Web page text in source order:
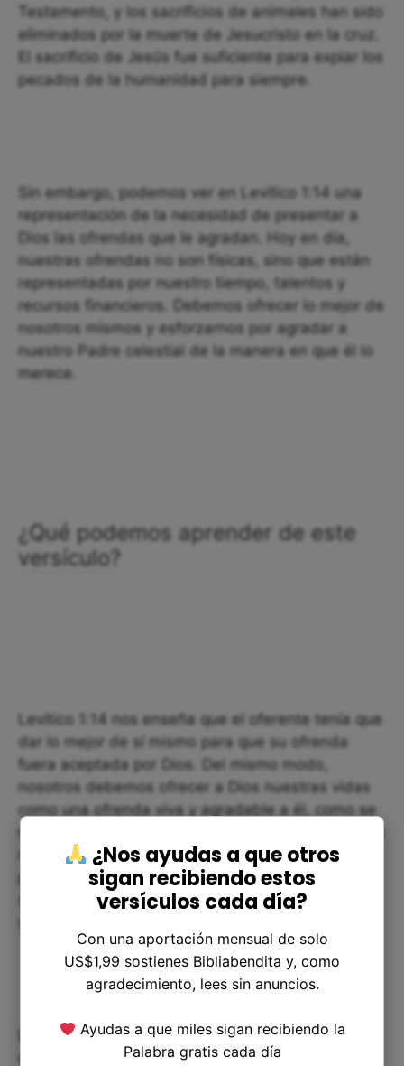
Testamento, y los sacrificios de animales han sido
eliminados por la muerte de Jesucristo en la cruz.
El sacrificio de Jesús fue suficiente para expiar los
pecados de la humanidad para siempre.
Sin embargo, podemos ver en Levítico 1:14 una
representación de la necesidad de presentar a
Dios las ofrendas que le agradan. Hoy en día,
nuestras ofrendas no son físicas, sino que están
representadas por nuestro tiempo, talentos y
recursos financieros. Debemos ofrecer lo mejor de
nosotros mismos y esforzarnos por agradar a
nuestro Padre celestial de la manera en que él lo
merece.
¿Qué podemos aprender de este
versículo?
Levítico 1:14 nos enseña que el oferente tenía que
dar lo mejor de sí mismo para que su ofrenda
fuera aceptada por Dios. Del mismo modo,
nosotros debemos ofrecer a Dios nuestras vidas
como una ofrenda viva y agradable a él, como se
menciona en Romanos 12:1 “Así que, hermanos, os
ruego por las misericordias de Dios, que
presentéis vuestros cuerpos en sacrificio vivo,
santo, agradable a Dios, que es vuestro culto
Debemos esforzarnos para estar siempre en
comunión con Dios, y ofrecerle nuestra adoración,
¿Nos ayudas a que otros
sigan recibiendo estos
versículos cada día?
Con una aportación mensual de solo
US$1,99 sostienes Bibliabendita y, como
agradecimiento, lees sin anuncios.
Ayudas a que miles sigan recibiendo la
Palabra gratis cada día